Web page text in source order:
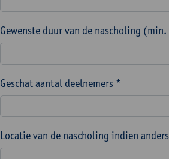
Gewenste duur van de nascholing
Geschat aantal deelnemers *
Locatie van de nascholing indien